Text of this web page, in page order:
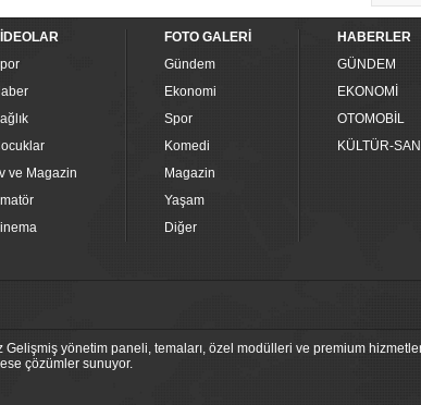
ve Magazin
FOTO GALERİ
Gündem
Ekonomi
Spor
Komedi
Magazin
Yaşam
Diğer
HABERLER
GÜNDEM
EKONOMİ
OTOMOBİL
KÜLTÜR-
Gelişmiş yönetim paneli, temaları, özel modülleri ve premium
çözümler sunuyor.